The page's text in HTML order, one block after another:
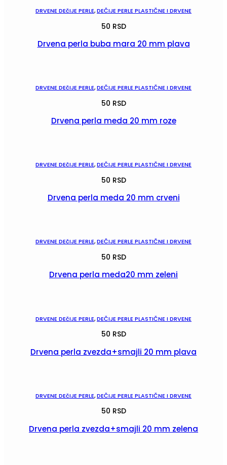
DRVENE DEčIJE PERLE,DEČIJE PERLE PLASTIČNE I DRVENE
50 RSD
Drvena perla buba mara 20 mm plava
DRVENE DEčIJE PERLE,DEČIJE PERLE PLASTIČNE I DRVENE
50 RSD
Drvena perla meda 20 mm roze
DRVENE DEčIJE PERLE,DEČIJE PERLE PLASTIČNE I DRVENE
50 RSD
Drvena perla meda 20 mm crveni
DRVENE DEčIJE PERLE,DEČIJE PERLE PLASTIČNE I DRVENE
50 RSD
Drvena perla meda20 mm zeleni
DRVENE DEčIJE PERLE,DEČIJE PERLE PLASTIČNE I DRVENE
50 RSD
Drvena perla zvezda+smajli 20 mm plava
DRVENE DEčIJE PERLE,DEČIJE PERLE PLASTIČNE I DRVENE
50 RSD
Drvena perla zvezda+smajli 20 mm zelena